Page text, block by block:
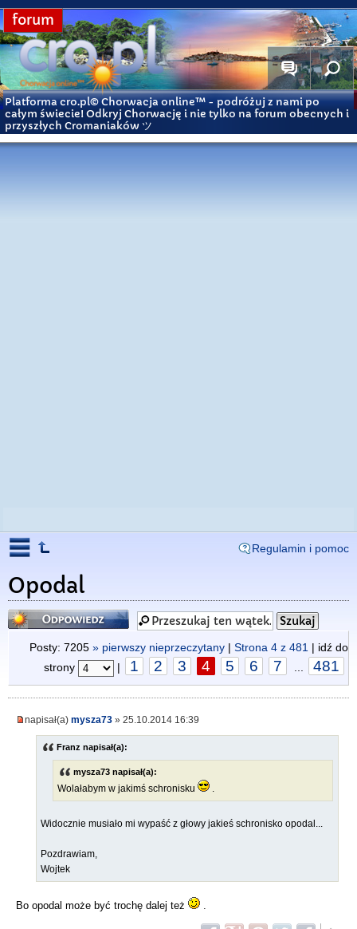
forum
Platforma cro.pl© Chorwacja online™ - podróżuj z nami po
całym świecie! Odkryj Chorwację i nie tylko na forum obecnych i
przyszłych Cromaniaków ツ
Regulamin i pomoc
Opodal
Odpowiedz
Posty: 7205 » pierwszy nieprzeczytany | Strona 4 z 481 | idź do
strony
| 1 2 3 4 5 6 7 481
napisał(a) mysza73 » 25.10.2014 16:39
Franz napisał(a):
mysza73 napisał(a):
Wolałabym w jakimś schronisku .
Widocznie musiało mi wypaść z głowy jakieś schronisko opodal...
Pozdrawiam,
Wojtek
Bo opodal może być trochę dalej też .